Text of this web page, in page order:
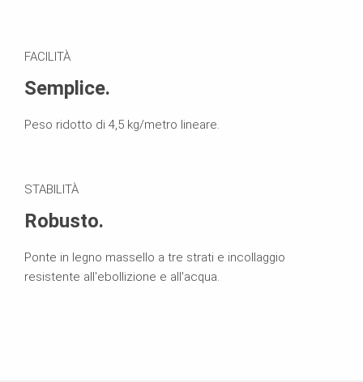
FACILITÀ
Semplice.
Peso ridotto di 4,5 kg/metro lineare.
STABILITÀ
Robusto.
Ponte in legno massello a tre strati e incollaggio
resistente all'ebollizione e all'acqua.